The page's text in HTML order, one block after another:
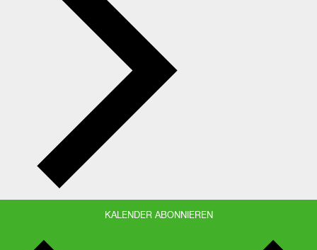
KALENDER ABONNIEREN